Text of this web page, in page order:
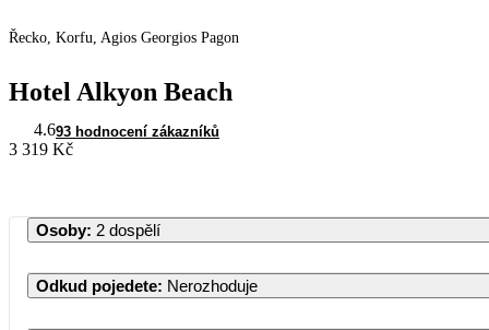
Řecko, Korfu, Agios Georgios Pagon
Hotel Alkyon Beach
4.693 hodnocení zákazníků
3 319 Kč
Osoby: 2 dospělí
Odkud pojedete: Nerozhoduje